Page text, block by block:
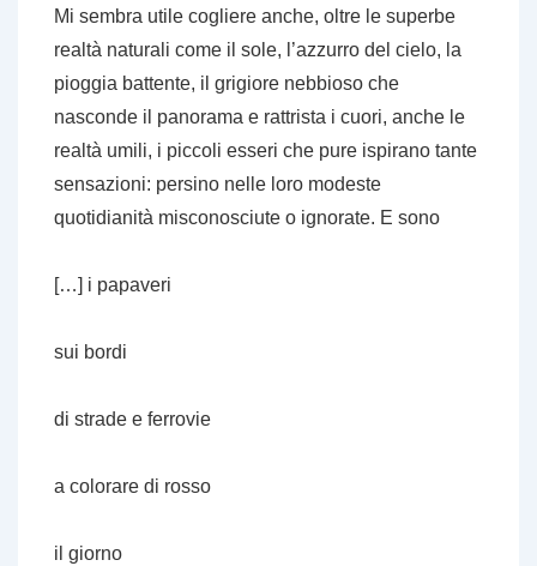
Mi sembra utile cogliere anche, oltre le superbe
realtà naturali come il sole, l’azzurro del cielo, la
pioggia battente, il grigiore nebbioso che
nasconde il panorama e rattrista i cuori, anche le
realtà umili, i piccoli esseri che pure ispirano tante
sensazioni: persino nelle loro modeste
quotidianità misconosciute o ignorate. E sono
[…] i papaveri
sui bordi
di strade e ferrovie
a colorare di rosso
il giorno